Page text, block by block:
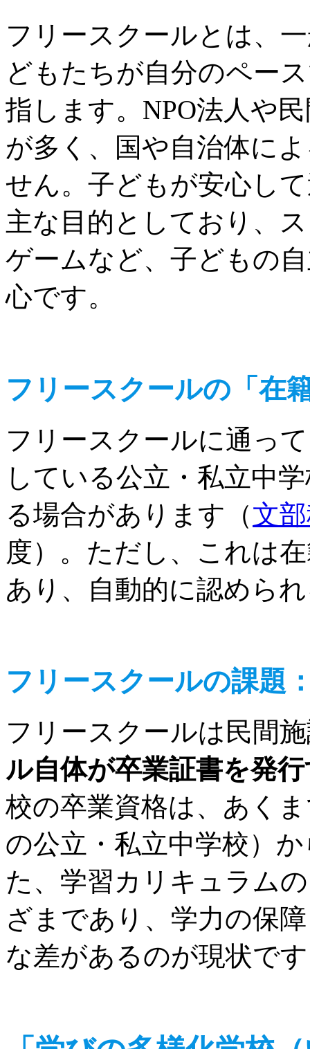
フリースクールとは、
どもたちが自分のペー
指します。NPO法人や
が多く、国や自治体に
せん。子どもが安心し
主な目的としており、
ゲームなど、子どもの
心です。
フリースクールの「在
フリースクールに通っ
している公立・私立中
る場合があります（文
度）。ただし、これは
あり、自動的に認めら
フリースクールの課題
フリースクールは民間
ル自体が卒業証書を発
校の卒業資格は、あく
の公立・私立中学校）
た、学習カリキュラム
ざまであり、学力の保
な差があるのが現状で